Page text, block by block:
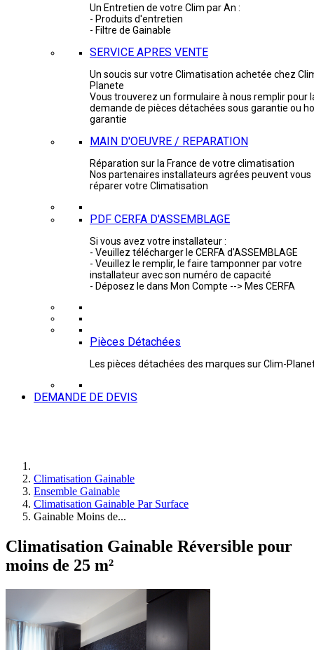
Un Entretien de votre Clim par An :
- Produits d'entretien
- Filtre de Gainable
SERVICE APRES VENTE
Un soucis sur votre Climatisation achetée chez
Planete
Vous trouverez un formulaire à nous remplir pour
demande de pièces détachées sous garantie ou
garantie
MAIN D'OEUVRE / REPARATION
Réparation sur la France de votre climatisation
Nos partenaires installateurs agrées peuvent vous
réparer votre Climatisation
PDF CERFA D'ASSEMBLAGE
Si vous avez votre installateur :
- Veuillez télécharger le CERFA d'ASSEMBLAGE
- Veuillez le remplir, le faire tamponner par votre
installateur avec son numéro de capacité
- Déposez le dans Mon Compte --> Mes CERFA
Pièces Détachées
Les pièces détachées des marques sur Clim-
DEMANDE DE DEVIS
Climatisation Gainable
Ensemble Gainable
Climatisation Gainable Par Surface
Gainable Moins de...
Climatisation Gainable Réversible pour
moins de 25 m²